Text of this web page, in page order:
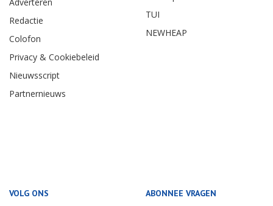
Redactie
Colofon
Privacy & Cookiebeleid
Nieuwsscript
Partnernieuws
TUI
NEWHEAP
VOLG ONS ABONNEE VRAGEN